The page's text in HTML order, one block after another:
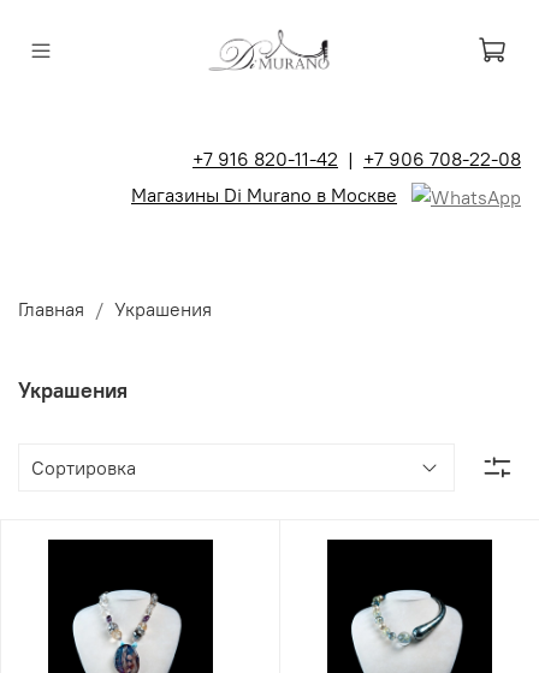
+7 916 820-11-42 | +7 906 708-22-08
Магазины Di Murano в Москве
Главная Украшения
Украшения